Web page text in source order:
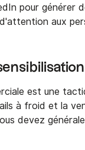
pour générer
aux
est une
à froid et la
devez